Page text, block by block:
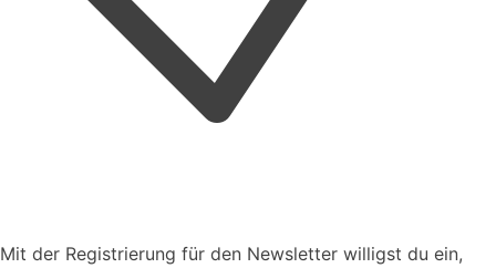
Mit der Registrierung für den Newsletter willigst du ein,